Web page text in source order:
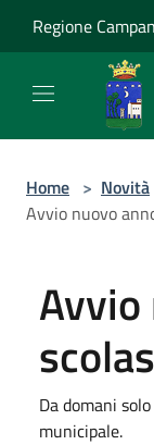
Regione
Home > Novità
Avvio nuovo
Da domani
municipale.